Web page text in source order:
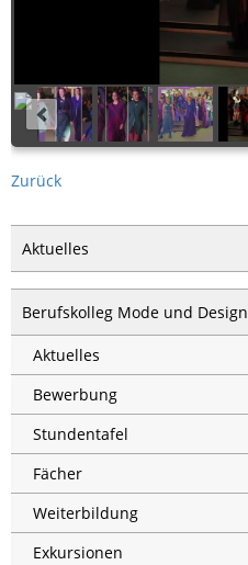
Zurück
Aktuelles
Berufskolleg Mode und Design
Aktuelles
Bewerbung
Stundentafel
Fächer
Weiterbildung
Exkursionen